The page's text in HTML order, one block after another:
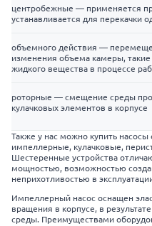
центробежные — применяется
устанавливается для перекачки
объемного действия —
изменения объема камеры,
жидкого вещества в процессе
роторные — смещение среды
кулачковых элементов в корпусе
Также у нас можно купить
импеллерные, кулачковые,
Шестеренные устройства
мощностью, возможностью
неприхотливостью в
Импеллерный насос оснащен
вращения в корпусе, в
среды. Преимуществами